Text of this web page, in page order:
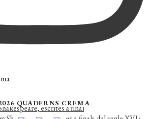
escrites a final
QUADERNS CREMA